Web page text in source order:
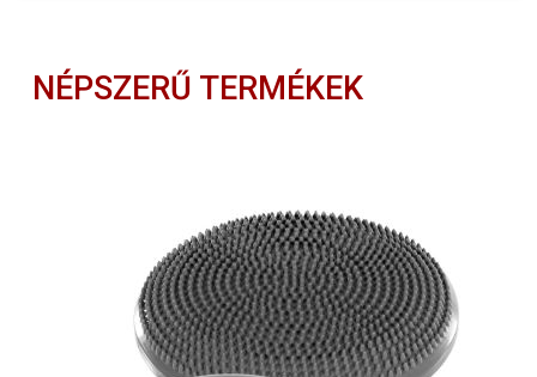
NÉPSZERŰ TERMÉKEK